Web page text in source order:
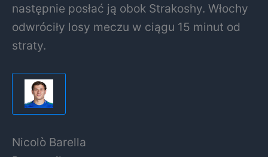
następnie posłać ją obok Strakoshy. Włochy
odwróciły losy meczu w ciągu 15 minut od
straty.
Nicolò Barella